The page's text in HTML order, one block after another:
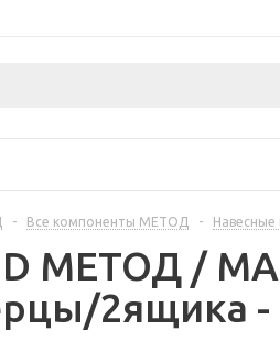
- Все компоненты МЕТОД -
МЕТОД /
2ящика -